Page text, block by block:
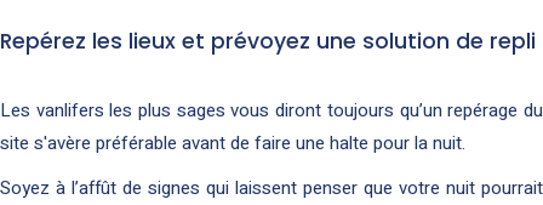
Repérez les lieux et prévoyez une solution de repli
Les vanlifers les plus sages vous diront toujours qu’un repérage du
site s'avère préférable avant de faire une halte pour la nuit.
Soyez à l’affût de signes qui laissent penser que votre nuit pourrait